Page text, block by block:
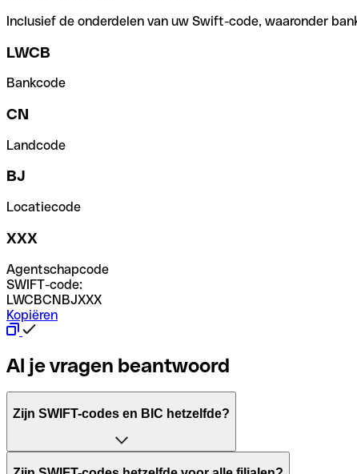
Inclusief de onderdelen van uw Swift-code, waaronder
LWCB
Bankcode
CN
Landcode
BJ
Locatiecode
XXX
Agentschapcode
SWIFT-code:
LWCBCNBJXXX
Kopiëren
Al je vragen beantwoord
Zijn SWIFT-codes en BIC hetzelfde?